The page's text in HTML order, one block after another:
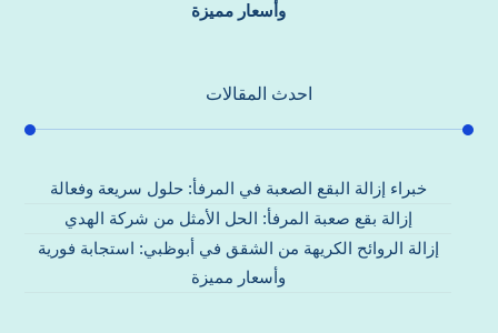
وأسعار مميزة
احدث المقالات
خبراء إزالة البقع الصعبة في المرفأ: حلول سريعة وفعالة
إزالة بقع صعبة المرفأ: الحل الأمثل من شركة الهدي
إزالة الروائح الكريهة من الشقق في أبوظبي: استجابة فورية
وأسعار مميزة